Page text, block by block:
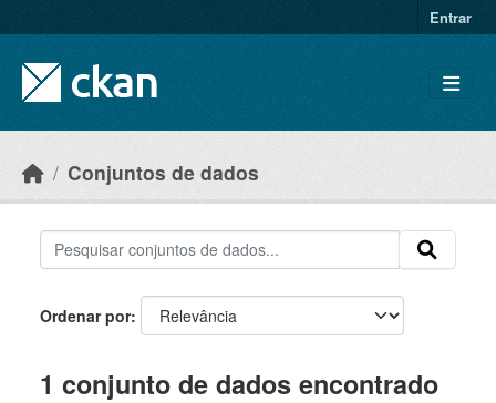
Entrar
Conjuntos de dados
Ordenar por
1 conjunto de dados encontrado